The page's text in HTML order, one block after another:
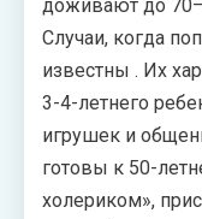
доживают до
Случаи, когда
известны . Их
3-4-летнего
игрушек и
готовы к 50-
холериком»,